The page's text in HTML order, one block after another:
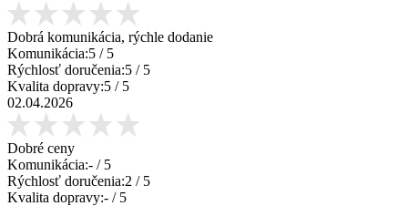
Dobrá komunikácia, rýchle dodanie
Komunikácia:5 / 5
Rýchlosť doručenia:5 / 5
Kvalita dopravy:5 / 5
02.04.2026
Dobré ceny
Komunikácia:- / 5
Rýchlosť doručenia:2 / 5
Kvalita dopravy:- / 5